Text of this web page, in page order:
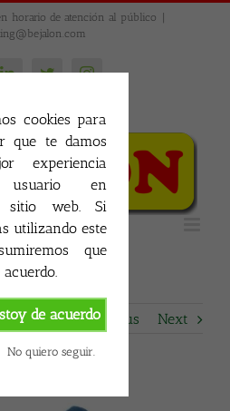
cookies para
que te damos
experiencia
usuario en
sitio web. Si
utilizando este
que
de acuerdo
No quiero seguir.
horario de atención al público
LinkedInTwitterInstagram
Previous Next